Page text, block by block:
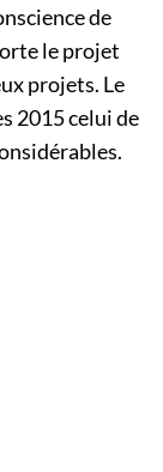
de
le projet
projets. Le
2015 celui de